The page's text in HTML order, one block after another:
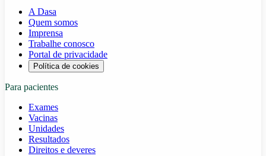
A Dasa
Quem somos
Imprensa
Trabalhe conosco
Portal de privacidade
Política de cookies
Para pacientes
Exames
Vacinas
Unidades
Resultados
Direitos e deveres